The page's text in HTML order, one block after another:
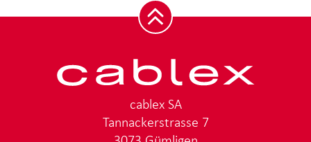
cablex SA
Tannackerstrasse 7